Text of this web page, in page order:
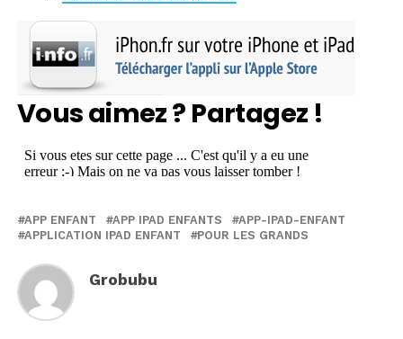
Vous aimez ? Partagez !
APP ENFANT APP IPAD ENFANTS
APP-IPAD-ENFANT
APPLICATION IPAD ENFANT
POUR LES GRANDS
Grobubu